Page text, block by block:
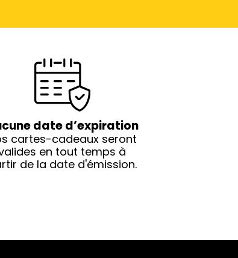
date d’expiration
cartes-cadeaux seront
en tout temps à
de la date d'émission.